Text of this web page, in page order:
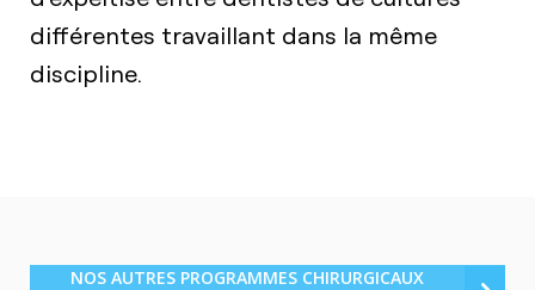
différentes travaillant dans la même
discipline.
NOS AUTRES PROGRAMMES CHIRURGICAUX